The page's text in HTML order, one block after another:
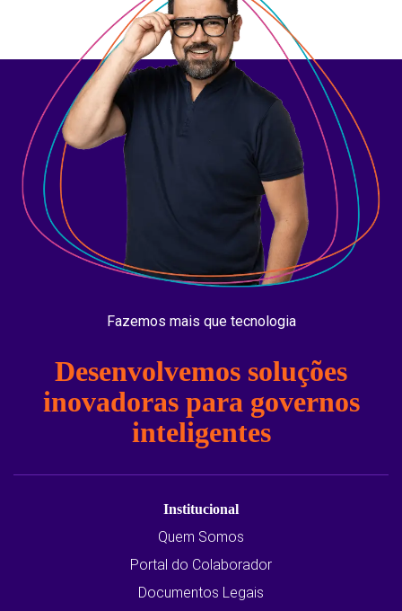
Fazemos mais que tecnologia
Desenvolvemos soluções
inovadoras para governos
inteligentes
Institucional
Quem Somos
Portal do Colaborador
Documentos Legais